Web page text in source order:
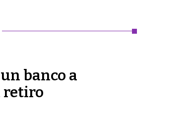
banco a
retiro